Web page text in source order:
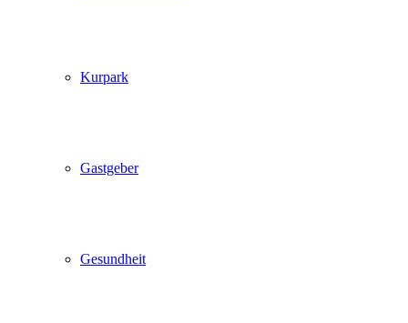
Kurpark
Gastgeber
Gesundheit